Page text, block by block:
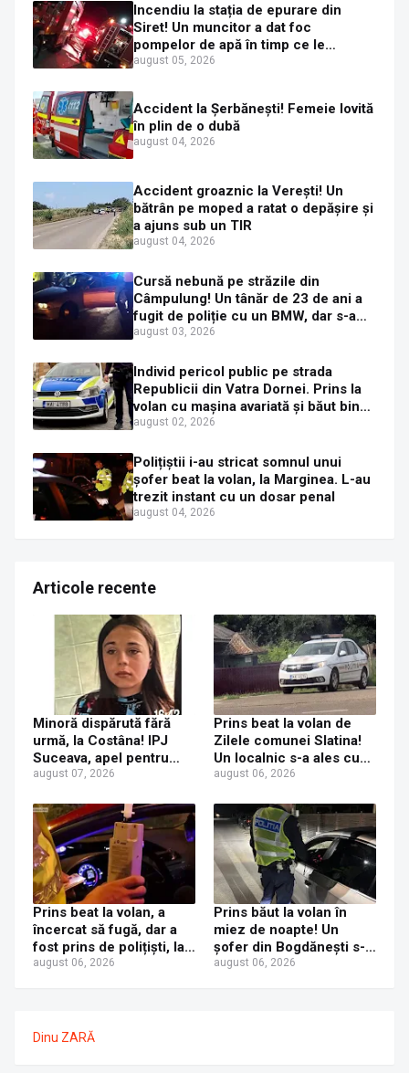
Incendiu la stația de epurare din
Siret! Un muncitor a dat foc
pompelor de apă în timp ce le
alimenta cu combustibil
august 05, 2026
Accident la Șerbănești! Femeie lovită
în plin de o dubă
august 04, 2026
Accident groaznic la Verești! Un
bătrân pe moped a ratat o depășire și
a ajuns sub un TIR
august 04, 2026
Cursă nebună pe străzile din
Câmpulung! Un tânăr de 23 de ani a
fugit de poliție cu un BMW, dar s-a
oprit într-un gard de pe strada
august 03, 2026
Individ pericol public pe strada
Republicii din Vatra Dornei. Prins la
volan cu mașina avariată și băut bine,
în plină zi
august 02, 2026
Polițiștii i-au stricat somnul unui
șofer beat la volan, la Marginea. L-au
trezit instant cu un dosar penal
august 04, 2026
Articole recente
Minoră dispărută fără
urmă, la Costâna! IPJ
Suceava, apel pentru
ajutor din partea
august 07, 2026
Prins beat la volan de
Zilele comunei Slatina!
Un localnic s-a ales cu
dosar penal după ce a
Mercedes cu numere de
Italia
august 06, 2026
Prins beat la volan, a
încercat să fugă, dar a
fost prins de polițiști, la
Dorna Candrenilor.
august 06, 2026
Prins băut la volan în
miez de noapte! Un
șofer din Bogdănești s-a
ales cu dosar penal după
august 06, 2026
Dinu ZARĂ